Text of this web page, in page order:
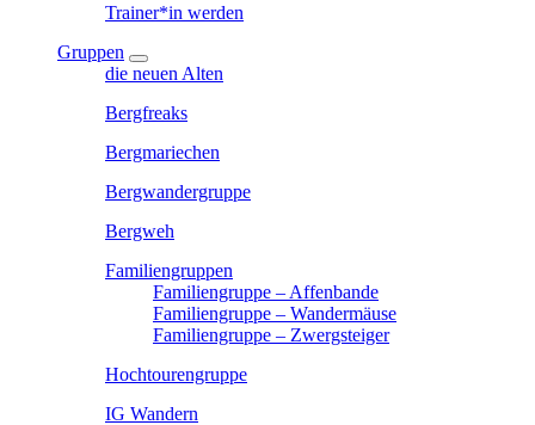
Trainer*in werden
Gruppen
die neuen Alten
Bergfreaks
Bergmariechen
Bergwandergruppe
Bergweh
Familiengruppen
Familiengruppe – Affenbande
Familiengruppe – Wandermäuse
Familiengruppe – Zwergsteiger
Hochtourengruppe
IG Wandern